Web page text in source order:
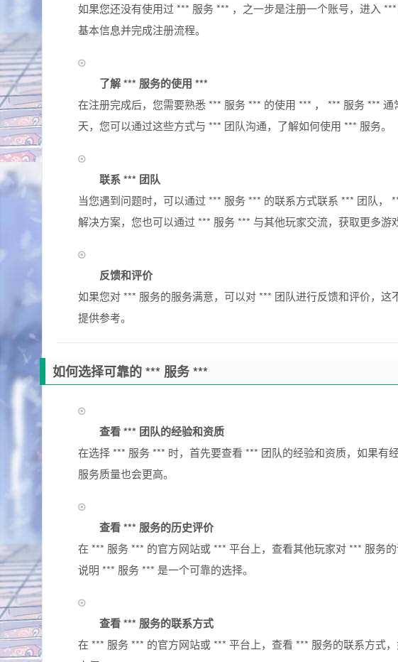
如果您还没有使用过 *** 服务 *** ，之一步是注册一个账号，进入
基本信息并完成注册流程。
了解 *** 服务的使用 ***
在注册完成后，您需要熟悉 *** 服务 *** 的使用 *** ， *** 服务 ***
天，您可以通过这些方式与 *** 团队沟通，了解如何使用 *** 服务。
联系 *** 团队
当您遇到问题时，可以通过 *** 服务 *** 的联系方式联系 *** 团队，
解决方案，您也可以通过 *** 服务 *** 与其他玩家交流，获取更多游
反馈和评价
如果您对 *** 服务的服务满意，可以对 *** 团队进行反馈和评价，
提供参考。
如何选择可靠的 *** 服务 ***
查看 *** 团队的经验和资质
在选择 *** 服务 *** 时，首先要查看 *** 团队的经验和资质，如果有
服务质量也会更高。
查看 *** 服务的历史评价
在 *** 服务 *** 的官方网站或 *** 平台上，查看其他玩家对 *** 服务
说明 *** 服务 *** 是一个可靠的选择。
查看 *** 服务的联系方式
在 *** 服务 *** 的官方网站或 *** 平台上，查看 *** 服务的联系方式